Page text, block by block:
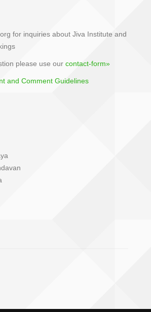
for inquiries about Jiva Institute and
please use our contact-form»
and Comment Guidelines